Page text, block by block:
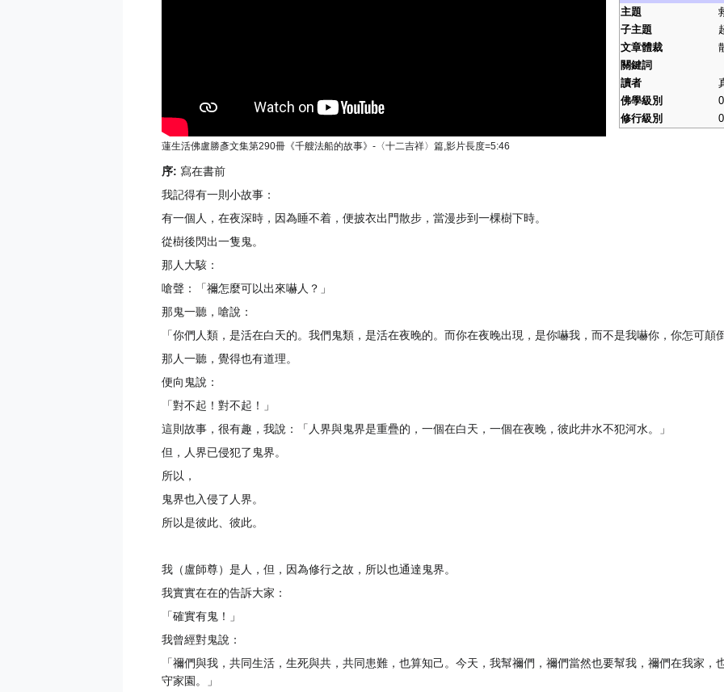
主題
子主題
文章體裁
關鍵詞
讀者
佛學級別
0
修行級別
0
蓮生活佛盧勝彥文集第290冊《千艘法船的故事》-〈十二吉祥〉篇,影片長度=5:46
序: 寫在書前
我記得有一則小故事：
有一個人，在夜深時，因為睡不着，便披衣出門散步，當漫步到一棵樹下時。
從樹後閃出一隻鬼。
那人大駭：
嗆聲：「禰怎麼可以出來嚇人？」
那鬼一聽，嗆說：
「你們人類，是活在白天的。我們鬼類，是活在夜晚的。而你在夜晚出現，是你嚇我，而不是我嚇你，你怎可顛
那人一聽，覺得也有道理。
便向鬼說：
「對不起！對不起！」
這則故事，很有趣，我說：「人界與鬼界是重疊的，一個在白天，一個在夜晚，彼此井水不犯河水。」
但，人界已侵犯了鬼界。
所以，
鬼界也入侵了人界。
所以是彼此、彼此。
我（盧師尊）是人，但，因為修行之故，所以也通達鬼界。
我實實在在的告訴大家：
「確實有鬼！」
我曾經對鬼說：
「禰們與我，共同生活，生死與共，共同患難，也算知己。今天，我幫禰們，禰們當然也要幫我，禰們在我家
守家園。」